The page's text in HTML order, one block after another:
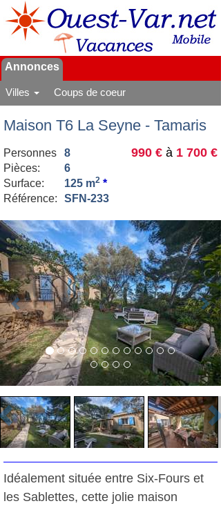
Annonces
Villes Coups de coeur
Maison T6 La Seyne - Tamaris
990 € à 1 700 €
Personnes
8
Pièces:
6
Surface:
125 m2 *
Référence:
SFN-233
Idéalement située entre Six-Fours et
les Sablettes, cette jolie maison